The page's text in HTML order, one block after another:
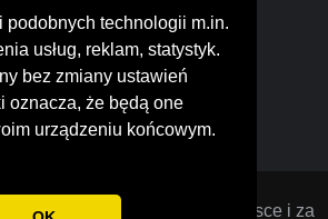
podobnych technologii m.in.
usług, reklam, statystyk.
bez zmiany ustawień
oznacza, że będą one
urządzeniu końcowym.
Sztukaterii
o firmach założonych w Polsce i za